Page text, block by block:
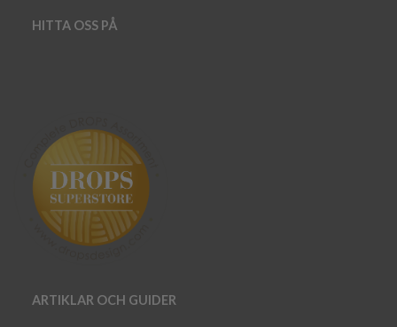
HITTA OSS PÅ
ARTIKLAR OCH GUIDER